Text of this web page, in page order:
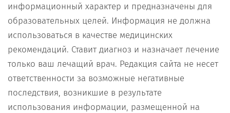
информационный характер и предназначены для
образовательных целей. Информация не должна
использоваться в качестве медицинских
рекомендаций. Ставит диагноз и назначает лечение
только ваш лечащий врач. Редакция сайта не несет
ответственности за возможные негативные
последствия, возникшие в результате
использования информации, размещенной на